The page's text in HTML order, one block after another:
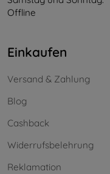
Offline
Einkaufen
Versand & Zahlung
Blog
Cashback
Widerrufsbelehrung
Reklamation